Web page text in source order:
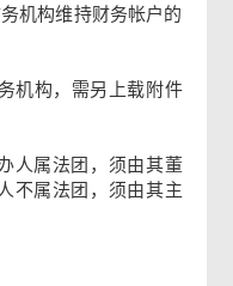
机构维持财务帐户的
机构，需另上载附件
人属法团，须由其董
不属法团，须由其主